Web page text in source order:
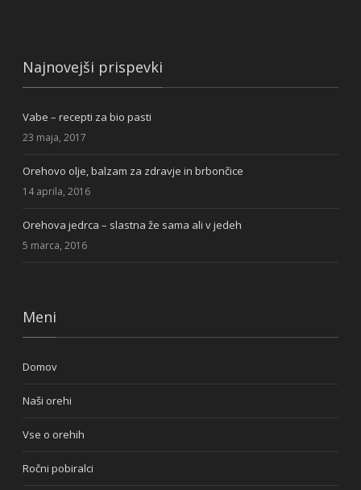
Najnovejši prispevki
Vabe – recepti za bio pasti
23 maja, 2017
Orehovo olje, balzam za zdravje in brbončice
14 aprila, 2016
Orehova jedrca – slastna že sama ali v jedeh
5 marca, 2016
Meni
Domov
Naši orehi
Vse o orehih
Ročni pobiralci